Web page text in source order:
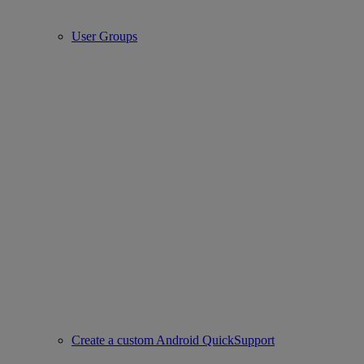
User Groups
Create a custom Android QuickSupport